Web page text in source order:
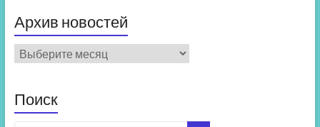
Архив новостей
Архив
новостей
Поиск